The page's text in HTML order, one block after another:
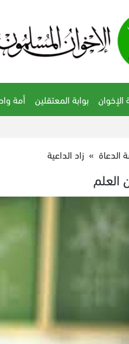
الإخوان بوابة المعتقلين أمة
الدعاة » زاد الداعية
العلم